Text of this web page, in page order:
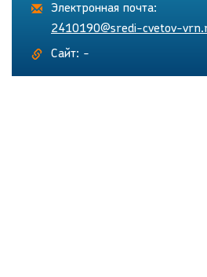
Электронная почта:
2410190@sredi-cvetov-
Сайт: -